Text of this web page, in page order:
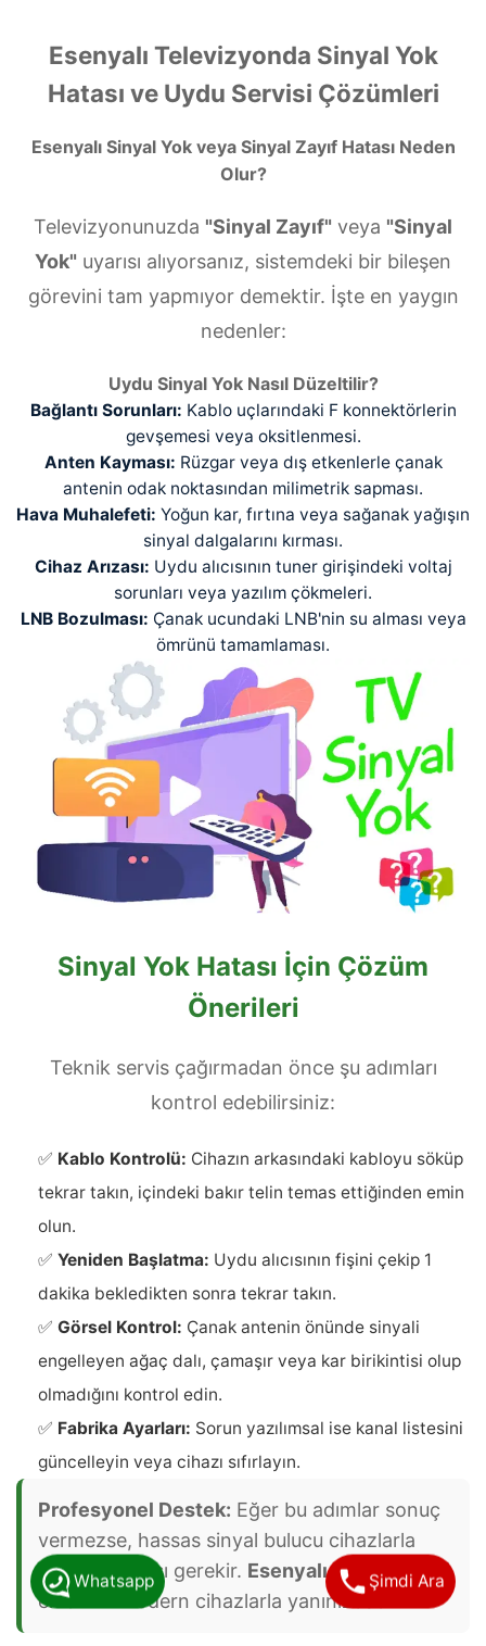
Esenyalı Televizyonda Sinyal Yok
Hatası ve Uydu Servisi Çözümleri
Esenyalı Sinyal Yok veya Sinyal Zayıf Hatası Neden
Olur?
Televizyonunuzda "Sinyal Zayıf" veya "Sinyal
Yok" uyarısı alıyorsanız, sistemdeki bir bileşen
görevini tam yapmıyor demektir. İşte en yaygın
nedenler:
Uydu Sinyal Yok Nasıl Düzeltilir?
Bağlantı Sorunları: Kablo uçlarındaki F konnektörlerin
gevşemesi veya oksitlenmesi.
Anten Kayması: Rüzgar veya dış etkenlerle çanak
antenin odak noktasından milimetrik sapması.
Hava Muhalefeti: Yoğun kar, fırtına veya sağanak yağışın
sinyal dalgalarını kırması.
Cihaz Arızası: Uydu alıcısının tuner girişindeki voltaj
sorunları veya yazılım çökmeleri.
LNB Bozulması: Çanak ucundaki LNB'nin su alması veya
ömrünü tamamlaması.
Sinyal Yok Hatası İçin Çözüm
Önerileri
Teknik servis çağırmadan önce şu adımları
kontrol edebilirsiniz:
✅ Kablo Kontrolü: Cihazın arkasındaki kabloyu söküp
tekrar takın, içindeki bakır telin temas ettiğinden emin
olun.
✅ Yeniden Başlatma: Uydu alıcısının fişini çekip 1
dakika bekledikten sonra tekrar takın.
✅ Görsel Kontrol: Çanak antenin önünde sinyali
engelleyen ağaç dalı, çamaşır veya kar birikintisi olup
olmadığını kontrol edin.
✅ Fabrika Ayarları: Sorun yazılımsal ise kanal listesini
güncelleyin veya cihazı sıfırlayın.
Profesyonel Destek: Eğer bu adımlar sonuç
vermezse, hassas sinyal bulucu cihazlarla
ayar yapılması gerekir. Esenyalı Uydu servisi
ekibimiz modern cihazlarla yanınızdadır.
Şimdi Ara
Whatsapp